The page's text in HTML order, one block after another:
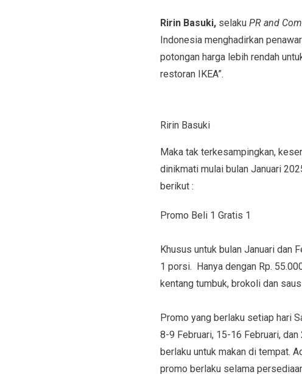
Ririn Basuki,selaku PR and
Indonesia menghadirkan
potongan harga lebih rendah
restoran IKEA”.
Ririn Basuki
Maka tak terkesampingkan,
dinikmati mulai bulan Januari
berikut :
Promo Beli 1 Gratis 1
Khusus untuk bulan Januari dan
1 porsi. Hanya dengan Rp.
kentang tumbuk, brokoli dan
Promo yang berlaku setiap hari
8-9 Februari, 15-16 Februari,
berlaku untuk makan di tempat.
promo berlaku selama